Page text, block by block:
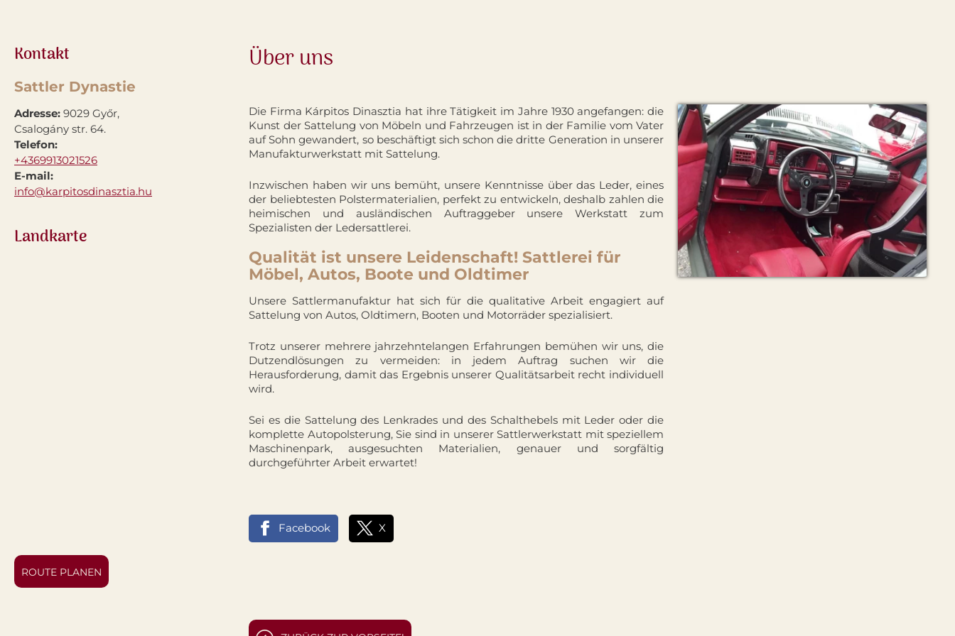
Kontakt
Sattler Dynastie
Adresse: 9029 Győr,
Csalogány str. 64.
Telefon:
+4369913021526
E-mail:
info@karpitosdinasztia.hu
Landkarte
ROUTE PLANEN
Über uns
Die Firma Kárpitos Dinasztia hat ihre Tätigkeit im Jahre 1930 angefangen: die
Kunst der Sattelung von Möbeln und Fahrzeugen ist in der Familie vom Vater
auf Sohn gewandert, so beschäftigt sich schon die dritte Generation in unserer
Manufakturwerkstatt mit Sattelung.
Inzwischen haben wir uns bemüht, unsere Kenntnisse über das Leder, eines
der beliebtesten Polstermaterialien, perfekt zu entwickeln, deshalb zahlen die
heimischen und ausländischen Auftraggeber unsere Werkstatt zum
Spezialisten der Ledersattlerei.
Qualität ist unsere Leidenschaft! Sattlerei für
Möbel, Autos, Boote und Oldtimer
Unsere Sattlermanufaktur hat sich für die qualitative Arbeit engagiert auf
Sattelung von Autos, Oldtimern, Booten und Motorräder spezialisiert.
Trotz unserer mehrere jahrzehntelangen Erfahrungen bemühen wir uns, die
Dutzendlösungen zu vermeiden: in jedem Auftrag suchen wir die
Herausforderung, damit das Ergebnis unserer Qualitätsarbeit recht individuell
wird.
Sei es die Sattelung des Lenkrades und des Schalthebels mit Leder oder die
komplette Autopolsterung, Sie sind in unserer Sattlerwerkstatt mit speziellem
Maschinenpark, ausgesuchten Materialien, genauer und sorgfältig
durchgeführter Arbeit erwartet!
Facebook X